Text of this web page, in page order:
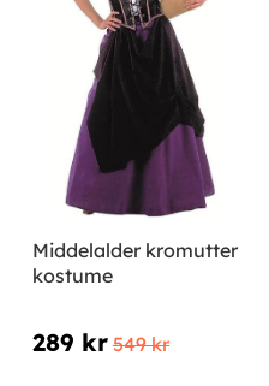
Middelalder kromutter
kostume
289 kr 549 kr